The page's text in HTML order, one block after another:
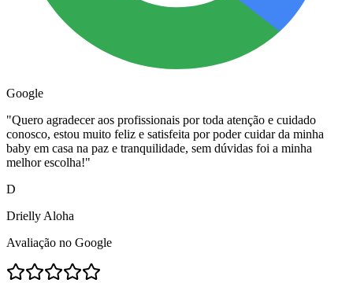
Google
"Quero agradecer aos profissionais por toda atenção e cuidado
conosco, estou muito feliz e satisfeita por poder cuidar da minha
baby em casa na paz e tranquilidade, sem dúvidas foi a minha
melhor escolha!"
D
Drielly Aloha
Avaliação no Google